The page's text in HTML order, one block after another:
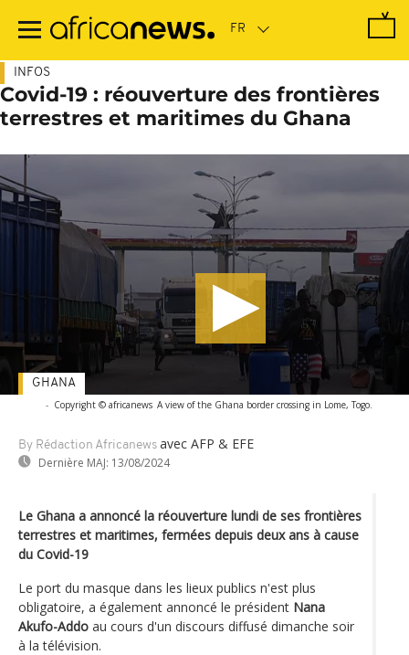
contenu
INFOS
Covid-19 : réouverture des frontières
terrestres et maritimes du Ghana
- Copyright © africanews A view of the Ghana border crossing in Lome, Togo.
By Rédaction Africanews avec AFP & EFE
Dernière MAJ: 13/08/2024
GHANA
Le Ghana a annoncé la réouverture lundi de ses frontières
terrestres et maritimes, fermées depuis deux ans à cause
du Covid-19
Le port du masque dans les lieux publics n'est plus
obligatoire, a également annoncé le président Nana
Akufo-Addo au cours d'un discours diffusé dimanche soir
à la télévision.